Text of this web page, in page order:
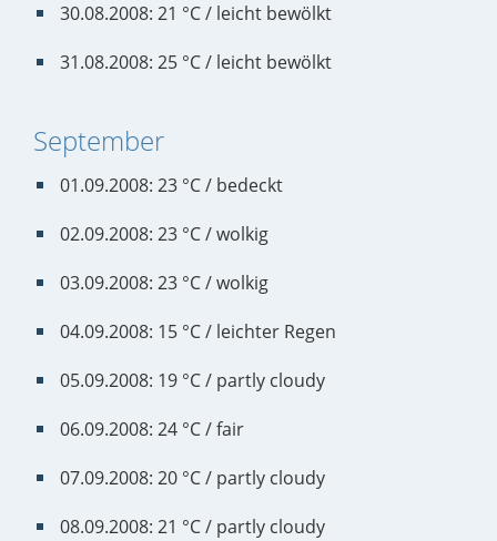
30.08.2008: 21 °C / leicht bewölkt
31.08.2008: 25 °C / leicht bewölkt
September
01.09.2008: 23 °C / bedeckt
02.09.2008: 23 °C / wolkig
03.09.2008: 23 °C / wolkig
04.09.2008: 15 °C / leichter Regen
05.09.2008: 19 °C / partly cloudy
06.09.2008: 24 °C / fair
07.09.2008: 20 °C / partly cloudy
08.09.2008: 21 °C / partly cloudy